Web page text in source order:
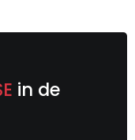
in de